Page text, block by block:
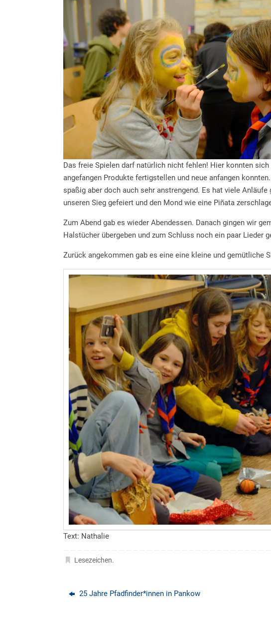
Das freie Spielen darf natürlich nicht fehlen! Hier konnten
angefangen Produkte fertigstellen und neue anfangen
spaßig aber doch auch sehr anstrengend. Es hat viele
unseren Sieg gefeiert und den Mond wie eine Piñata
Zum Abend gab es wieder Abendessen. Danach gingen wir
Halstücher übergeben und zum Schluss noch ein paar Lieder
Zurück angekommen gab es eine eine kleine und gemütliche
Text: Nathalie
Lesezeichen.
25 Jahre Pfadfinder*innen in Pankow